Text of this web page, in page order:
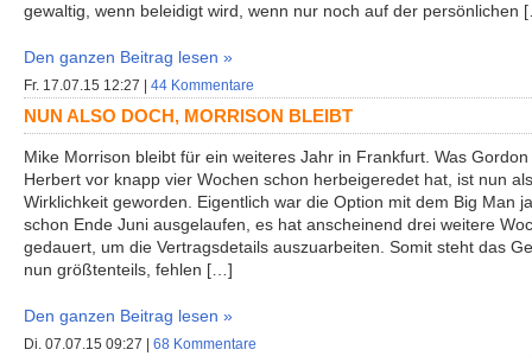
gewaltig, wenn beleidigt wird, wenn nur noch auf der persönlichen
Den ganzen Beitrag lesen »
Fr. 17.07.15 12:27 | 44 Kommentare
NUN ALSO DOCH, MORRISON BLEIBT
Mike Morrison bleibt für ein weiteres Jahr in Frankfurt. Was Gordon
Herbert vor knapp vier Wochen schon herbeigeredet hat, ist nun
Wirklichkeit geworden. Eigentlich war die Option mit dem Big Man ja
schon Ende Juni ausgelaufen, es hat anscheinend drei weitere
gedauert, um die Vertragsdetails auszuarbeiten. Somit steht das
nun größtenteils, fehlen […]
Den ganzen Beitrag lesen »
Di. 07.07.15 09:27 | 68 Kommentare